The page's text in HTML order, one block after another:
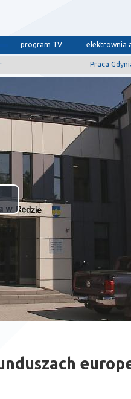
program TV elektrownia
Praca